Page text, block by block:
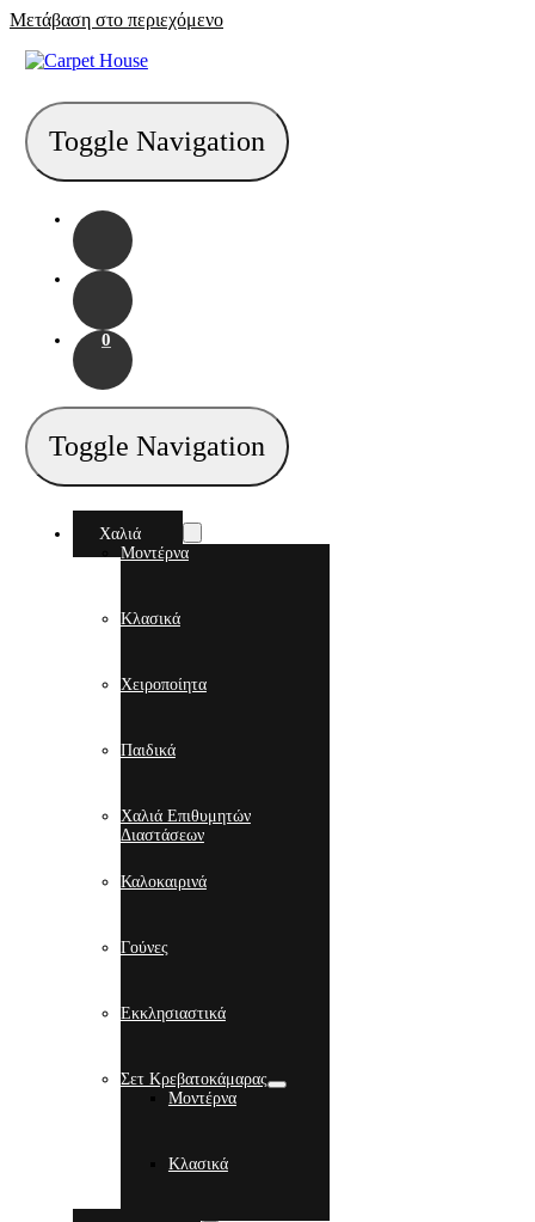
Μετάβαση στο περιεχόμενο
Toggle Navigation
0
Toggle Navigation
Χαλιά
Μοντέρνα
Κλασικά
Χειροποίητα
Παιδικά
Χαλιά Επιθυμητών
Διαστάσεων
Καλοκαιρινά
Γούνες
Εκκλησιαστικά
Σετ Κρεβατοκάμαρας
Μοντέρνα
Κλασικά